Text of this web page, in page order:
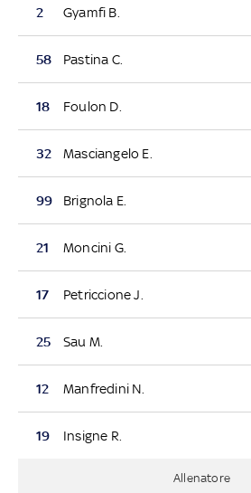
2 Gyamfi B.
58 Pastina C.
18 Foulon D.
32 Masciangelo E.
99 Brignola E.
21 Moncini G.
17 Petriccione J.
25 Sau M.
12 Manfredini N.
19 Insigne R.
Allenatore